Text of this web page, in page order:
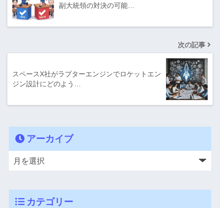
副大統領の対決の可能…
次の記事
スペースX社がラプターエンジンでロケットエン
ジン設計にどのよう…
アーカイブ
カテゴリー